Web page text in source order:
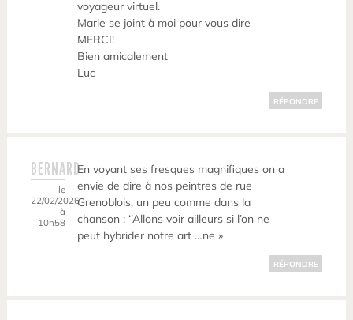
voyageur virtuel.
Marie se joint à moi pour vous dire
MERCI!
Bien amicalement
Luc
RÉPONDRE
BERNARD
le
22/02/2026
à
10h58
En voyant ses fresques magnifiques on a
envie de dire à nos peintres de rue
Grenoblois, un peu comme dans la
chanson : ‘’Allons voir ailleurs si l’on ne
peut hybrider notre art …ne »
RÉPONDRE